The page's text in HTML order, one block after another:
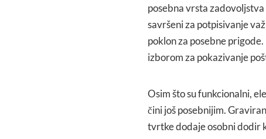
posebna vrsta
savršeni za potpisivanje
poklon za posebne
izborom za pokazivanje
Osim što su funkcionalni,
čini još posebnijim.
tvrtke dodaje osobni dodir